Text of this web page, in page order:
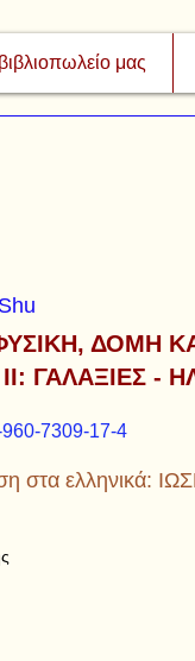
μας
ΔΟΜΗ
ΓΑΛΑΞΙΕΣ -
960-7309-17-4
στα ελληνικά: